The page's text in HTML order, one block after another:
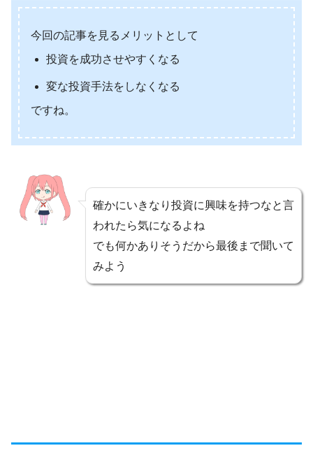
今回の記事を見るメリットとして
投資を成功させやすくなる
変な投資手法をしなくなる
ですね。
確かにいきなり投資に興味を持つなと言
われたら気になるよね
でも何かありそうだから最後まで聞いて
みよう